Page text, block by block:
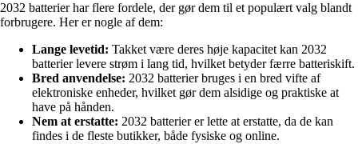
2032 batterier har flere fordele, der gør dem til et populært valg blandt
forbrugere. Her er nogle af dem:
Lange levetid: Takket være deres høje kapacitet kan 2032
batterier levere strøm i lang tid, hvilket betyder færre batteriskift.
Bred anvendelse: 2032 batterier bruges i en bred vifte af
elektroniske enheder, hvilket gør dem alsidige og praktiske at
have på hånden.
Nem at erstatte: 2032 batterier er lette at erstatte, da de kan
findes i de fleste butikker, både fysiske og online.